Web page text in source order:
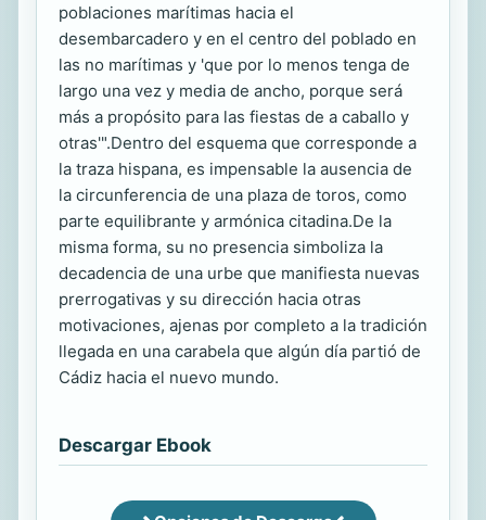
poblaciones marítimas hacia el
desembarcadero y en el centro del poblado en
las no marítimas y 'que por lo menos tenga de
largo una vez y media de ancho, porque será
más a propósito para las fiestas de a caballo y
otras'".Dentro del esquema que corresponde a
la traza hispana, es impensable la ausencia de
la circunferencia de una plaza de toros, como
parte equilibrante y armónica citadina.De la
misma forma, su no presencia simboliza la
decadencia de una urbe que manifiesta nuevas
prerrogativas y su dirección hacia otras
motivaciones, ajenas por completo a la tradición
llegada en una carabela que algún día partió de
Cádiz hacia el nuevo mundo.
Descargar Ebook